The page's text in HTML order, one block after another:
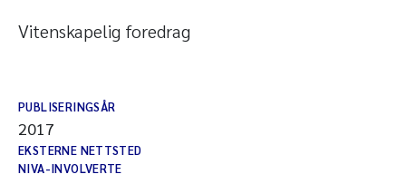
Vitenskapelig foredrag
PUBLISERINGSÅR
2017
EKSTERNE NETTSTED
NIVA-INVOLVERTE